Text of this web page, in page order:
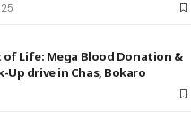
of Life: Mega Blood Donation &
Up drive in Chas, Bokaro